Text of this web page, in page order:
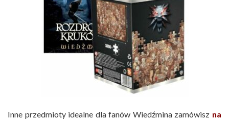
Inne przedmioty idealne dla fanów Wiedźmina zamówisz na